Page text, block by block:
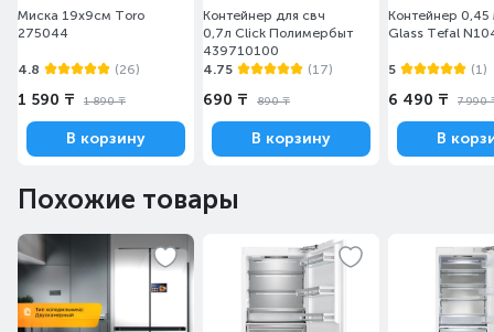
акцента.
* Возможные варианты цвета дверей: Прозрачная дверь из черного прозрачного стекла с вставками из
нержавеющей стали, чисто-белые или чисто-черные панели. Выбор цвета зависит от страны.
Миска 19х9см Toro
275044
4.8 (26)
1 590 ₸ 1 890 ₸
В корзину
Контейнер для свч
0,7л Click Полимербыт
439710100
4.75
(17)
690 ₸ 890 ₸
В корзину
Контейнер 0,45
Glass Tefal
5 (1)
6 490 ₸ 7 990
В
Похожие товары